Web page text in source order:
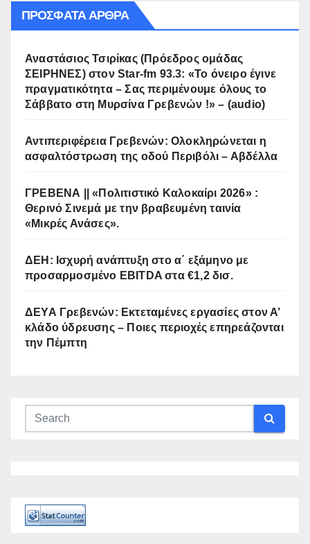
ΠΡΌΣΦΑΤΑ ΆΡΘΡΑ
Αναστάσιος Τσιρίκας (Πρόεδρος ομάδας
ΣΕΙΡΗΝΕΣ) στον Star-fm 93.3: «Το όνειρο έγινε
πραγματικότητα – Σας περιμένουμε όλους το
Σάββατο στη Μυρσίνα Γρεβενών !» – (audio)
Αντιπεριφέρεια Γρεβενών: Ολοκληρώνεται η
ασφαλτόστρωση της οδού Περιβόλι – Αβδέλλα
ΓΡΕΒΕΝΑ || «Πολιτιστικό Καλοκαίρι 2026» :
Θερινό Σινεμά με την βραβευμένη ταινία
«Μικρές Ανάσες».
ΔΕΗ: Ισχυρή ανάπτυξη στο α΄ εξάμηνο με
προσαρμοσμένο EBITDA στα €1,2 δισ.
ΔΕΥΑ Γρεβενών: Εκτεταμένες εργασίες στον Α’
κλάδο ύδρευσης – Ποιες περιοχές επηρεάζονται
την Πέμπτη